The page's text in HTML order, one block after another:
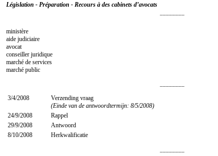
Législation - Préparation - Recours à des cabinets d’avocats
ministère
aide judiciaire
avocat
conseiller juridique
marché de services
marché public
3/4/2008
Verzending vraag
(Einde van de antwoordtermijn: 8/5/2008)
24/9/2008
Rappel
29/9/2008
Antwoord
8/10/2008
Herkwalificatie